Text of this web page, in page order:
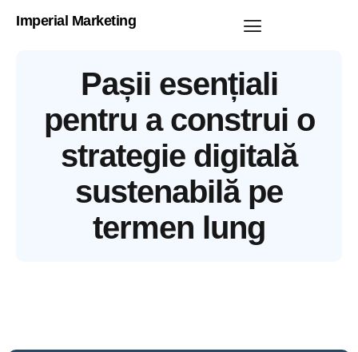
Imperial Marketing
Pașii esențiali
pentru a construi o
strategie digitală
sustenabilă pe
termen lung